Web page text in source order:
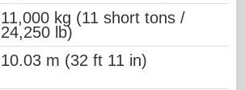
11,000 kg (11 short tons /
24,250 lb)
10.03 m (32 ft 11 in)